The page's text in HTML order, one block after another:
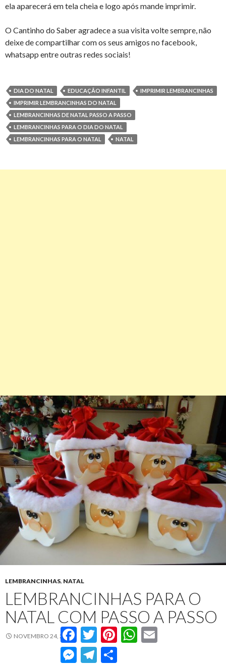
ela aparecerá em tela cheia e logo após mande imprimir.
O Cantinho do Saber agradece a sua visita volte sempre, não
deixe de compartilhar com os seus amigos no facebook,
whatsapp entre outras redes sociais!
DIA DO NATAL EDUCAÇÃO INFANTIL
IMPRIMIR LEMBRANCINHAS
IMPRIMIR LEMBRANCINHAS DO NATAL
LEMBRANCINHAS DE NATAL PASSO A PASSO
LEMBRANCINHAS PARA O DIA DO NATAL
LEMBRANCINHAS PARA O NATAL
NATAL
LEMBRANCINHAS, NATAL
LEMBRANCINHAS PARA O
NATAL COM PASSO A PASSO
NOVEMBRO 24, 2015
FacebookTwitterPinterestWhatsApp
MessengerTelegram